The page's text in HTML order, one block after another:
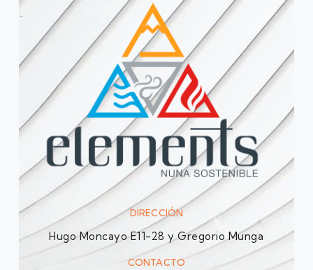
DIRECCIÓN
Hugo Moncayo E11-28 y Gregorio Munga
CONTACTO